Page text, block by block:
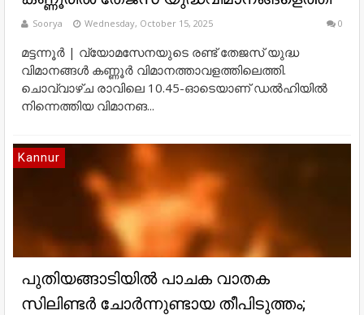
Soorya Wednesday, October 15, 2025 0
മട്ടന്നൂർ | വ്യോമസേനയുടെ രണ്ട് തേജസ് യുദ്ധ
വിമാനങ്ങൾ കണ്ണൂർ വിമാനത്താവളത്തിലെത്തി.
ചൊവ്വാഴ്ച രാവിലെ 10.45-ഓടെയാണ് ഡൽഹിയിൽ
നിന്നെത്തിയ വിമാനങ...
Kannur
പുതിയങ്ങാടിയിൽ പാചക വാതക
സിലിണ്ടർ ചോർന്നുണ്ടായ തീപിടുത്തം;